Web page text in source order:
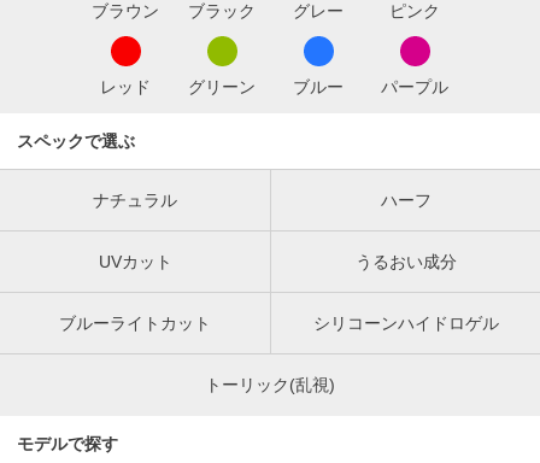
ブラウン ブラック グレー ピンク
レッド グリーン ブルー パープル
スペックで選ぶ
ナチュラル ハーフ
UVカット うるおい成分
ブルーライトカット シリコーンハイドロゲル
トーリック(乱視)
モデルで探す